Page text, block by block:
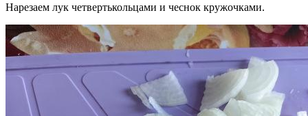
Нарезаем лук четвертькольцами и чеснок кружочками.